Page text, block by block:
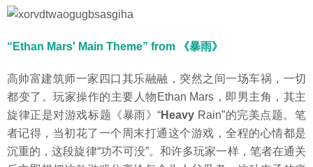
“Ethan Mars' Main Theme” from 《暴雨》
高帅富建筑师一家四口其乐融融，突然之间一场车祸，一切
都变了。玩家操作的主要人物Ethan Mars，即男主角，其主
旋律正是对游戏标题《暴雨》“Heavy Rain”的完美点题。笔
者记得，当初花了一个周末打通这个游戏，全程的心情都是
沉重的，这段旋律“功不可没”。和许多玩家一样，笔者在通关